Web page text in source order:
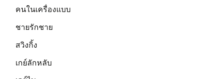
คนในเครื่องแบบ
ชายรักชาย
สวิงกิ้ง
เกย์ลักหลับ